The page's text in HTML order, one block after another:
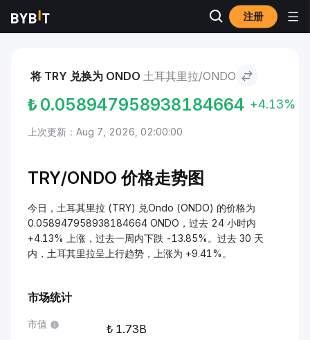
注册
市场 Ondo 价格 ONDO 土耳其里拉 to Ondo
将 TRY 兑换为 ONDO 土耳其里拉/ONDO
₺ 0.058947958938184664 +4.13%
上次更新：Aug 7, 2026, 02:00:00
TRY/ONDO 价格走势图
今日，土耳其里拉 (TRY) 兑Ondo (ONDO) 的价格为
0.058947958938184664 ONDO，过去 24 小时内
+4.13% 上涨，过去一周内下跌 -13.85%。过去 30 天
内，土耳其里拉呈上行趋势，上涨为 +9.41%。
市场统计
市值 1.73B